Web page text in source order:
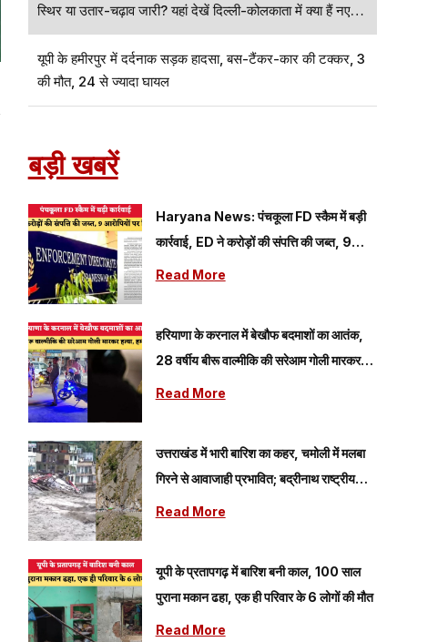
स्थिर या उतार-चढ़ाव जारी? यहां देखें दिल्ली-कोलकाता में क्या हैं नए
रेट
यूपी के हमीरपुर में दर्दनाक सड़क हादसा, बस-टैंकर-कार की टक्कर, 3
की मौत, 24 से ज्यादा घायल
बड़ी खबरें
Haryana News: पंचकूला FD स्कैम में बड़ी
कार्रवाई, ED ने करोड़ों की संपत्ति की जब्त, 9
आरोपियों पर शिकंजा
Read More
हरियाणा के करनाल में बेखौफ बदमाशों का आतंक,
28 वर्षीय बीरू वाल्मीकि की सरेआम गोली मारकर
हत्या, हमलावर फरार
Read More
उत्तराखंड में भारी बारिश का कहर, चमोली में मलबा
गिरने से आवाजाही प्रभावित; बद्रीनाथ राष्ट्रीय
राजमार्ग बंद
Read More
यूपी के प्रतापगढ़ में बारिश बनी काल, 100 साल
पुराना मकान ढहा, एक ही परिवार के 6 लोगों की मौत
Read More